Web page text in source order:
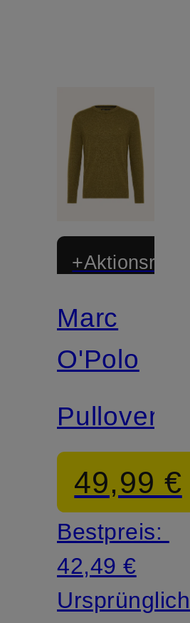
+Aktionsrabatt
Zertifiziert
Marc
O'Polo
Pullover
49,99 €
Bestpreis:
42,49 €